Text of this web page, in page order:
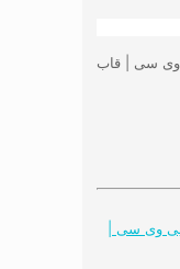
وی سی | قاب